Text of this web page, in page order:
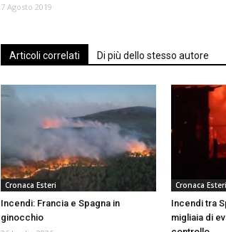
7 Agosto 2019
Articoli correlati Di più dello stesso autore
Cronaca Esteri
Incendi: Francia e Spagna in
ginocchio
Cronaca Esteri
Incendi tra
migliaia di